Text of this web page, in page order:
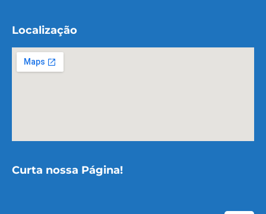
Localização
Curta nossa Página!